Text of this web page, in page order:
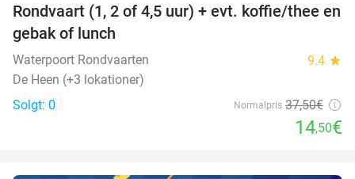
61%
DAG
Rondvaart (1, 2 of 4,5 uur) + evt. koffie/thee en
gebak of lunch
Waterpoort Rondvaarten 9.4 star
De Heen (+3 lokationer)
Solgt: 0
Normalpris 37,50€
14,50€